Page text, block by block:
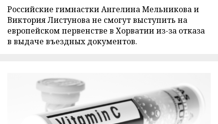
Российские гимнастки Ангелина Мельникова и
Виктория Листунова не смогут выступить на
европейском первенстве в Хорватии из-за отказа
в выдаче въездных документов.